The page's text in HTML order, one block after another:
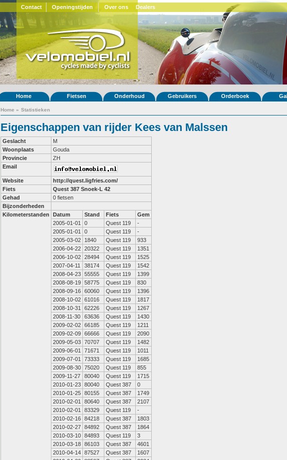
Contact Openingstijden Over ons Dealers
Home Fietsen Onderhoud Gebruikers Orderboek
Home » Statistieken
Eigenschappen van rijder Kees van Malssen
Geslacht
M
Woonplaats
Gouda
Provincie
ZH
Email
Website
http://quest.ligfries.com/
Fiets
Quest 387 Snoek-L 42
Gehad
0 fietsen
Bijzonderheden
Kilometerstanden
Datum Stand Fiets
Gem
2005-01-01
0 Quest 119
-
2005-01-01
0 Quest 119
-
2005-03-02
1840 Quest 119
933
2006-04-22 20322 Quest 119
1351
2006-10-02 28494 Quest 119
1525
2007-04-11
38174 Quest 119
1542
2008-04-23 55555 Quest 119
1399
2008-08-19 58775 Quest 119
830
2008-09-16 60060 Quest 119
1396
2008-10-02 61016 Quest 119
1817
2008-10-31
62226 Quest 119
1267
2008-11-30
63636 Quest 119
1430
2009-02-02 66185 Quest 119
1211
2009-02-09 66666 Quest 119
2090
2009-05-03 70707 Quest 119
1482
2009-06-01
71671 Quest 119
1011
2009-07-01
73333 Quest 119
1685
2009-08-30 75020 Quest 119
855
2009-11-27
80040 Quest 119
1715
2010-01-23 80040 Quest 387
0
2010-01-25 80155 Quest 387
1749
2010-02-01
80640 Quest 387
2107
2010-02-01
83329 Quest 119
-
2010-02-16 84218 Quest 387
1803
2010-02-27 84892 Quest 387
1864
2010-03-10 84893 Quest 119
3
2010-03-18 86103 Quest 387
4601
2010-04-14 87527 Quest 387
1607